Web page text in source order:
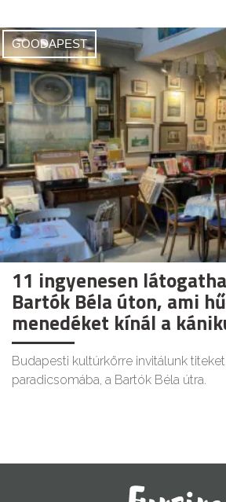
GOODAPEST
11 ingyenesen
Bartók Béla úton, ami
menedéket kínál a
Budapesti kultúrkörre invitálunk
paradicsomába, a Bartók Béla útra.